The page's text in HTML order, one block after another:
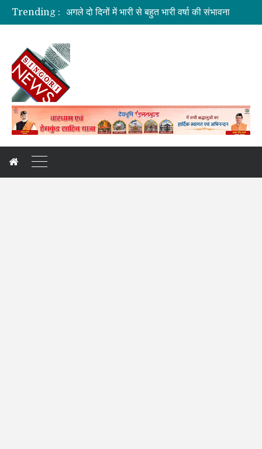
Trending :
अगले दो दिनों में भारी से बहुत भारी वर्षा की संभावना
दुःखदः वाहन दुर्घटनाग्रस्त, पांच की मौत
कांवड़ यात्रा: देखिए, नीलकंठ क्षेत्र की झलकियां